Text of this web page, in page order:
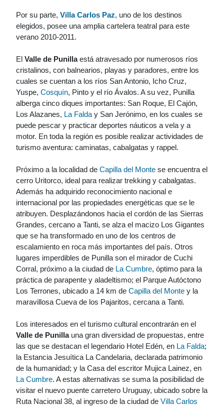
Por su parte, Villa Carlos Paz, uno de los destinos
elegidos, posee una amplia cartelera teatral para este
verano 2010-2011.
El Valle de Punillaestá atravesado por numerosos ríos
cristalinos, con balnearios, playas y paradores, entre los
cuales se cuentan a los ríos San Antonio, Icho Cruz,
Yuspe, Cosquín, Pinto y el río Ávalos. A su vez, Punilla
alberga cinco diques importantes: San Roque, El Cajón,
Los Alazanes, La Falda y San Jerónimo, en los cuales se
puede pescar y practicar deportes náuticos a vela y a
motor. En toda la región es posible realizar actividades de
turismo aventura: caminatas, cabalgatas y rappel.
Próximo a la localidad de Capilla del Monte se encuentra el
cerro Uritorco, ideal para realizar trekking y cabalgatas.
Además ha adquirido reconocimiento nacional e
internacional por las propiedades energéticas que se le
atribuyen. Desplazándonos hacia el cordón de las Sierras
Grandes, cercano a Tanti, se alza el macizo Los Gigantes
que se ha transformado en uno de los centros de
escalamiento en roca más importantes del país. Otros
lugares imperdibles de Punilla son el mirador de Cuchi
Corral, próximo a la ciudad de La Cumbre, óptimo para la
práctica de parapente y aladeltismo; el Parque Autóctono
Los Terrones, ubicado a 14 km de Capilla del Monte y la
maravillosa Cueva de los Pajaritos, cercana a Tanti.
Los interesados en el turismo cultural encontrarán en el
Valle de Punillauna gran diversidad de propuestas, entre
las que se destacan el legendario Hotel Edén, en La Falda;
la Estancia Jesuítica La Candelaria, declarada patrimonio
de la humanidad; y la Casa del escritor Mujica Lainez, en
La Cumbre. A estas alternativas se suma la posibilidad de
visitar el nuevo puente carretero Uruguay, ubicado sobre la
Ruta Nacional 38, al ingreso de la ciudad de Villa Carlos